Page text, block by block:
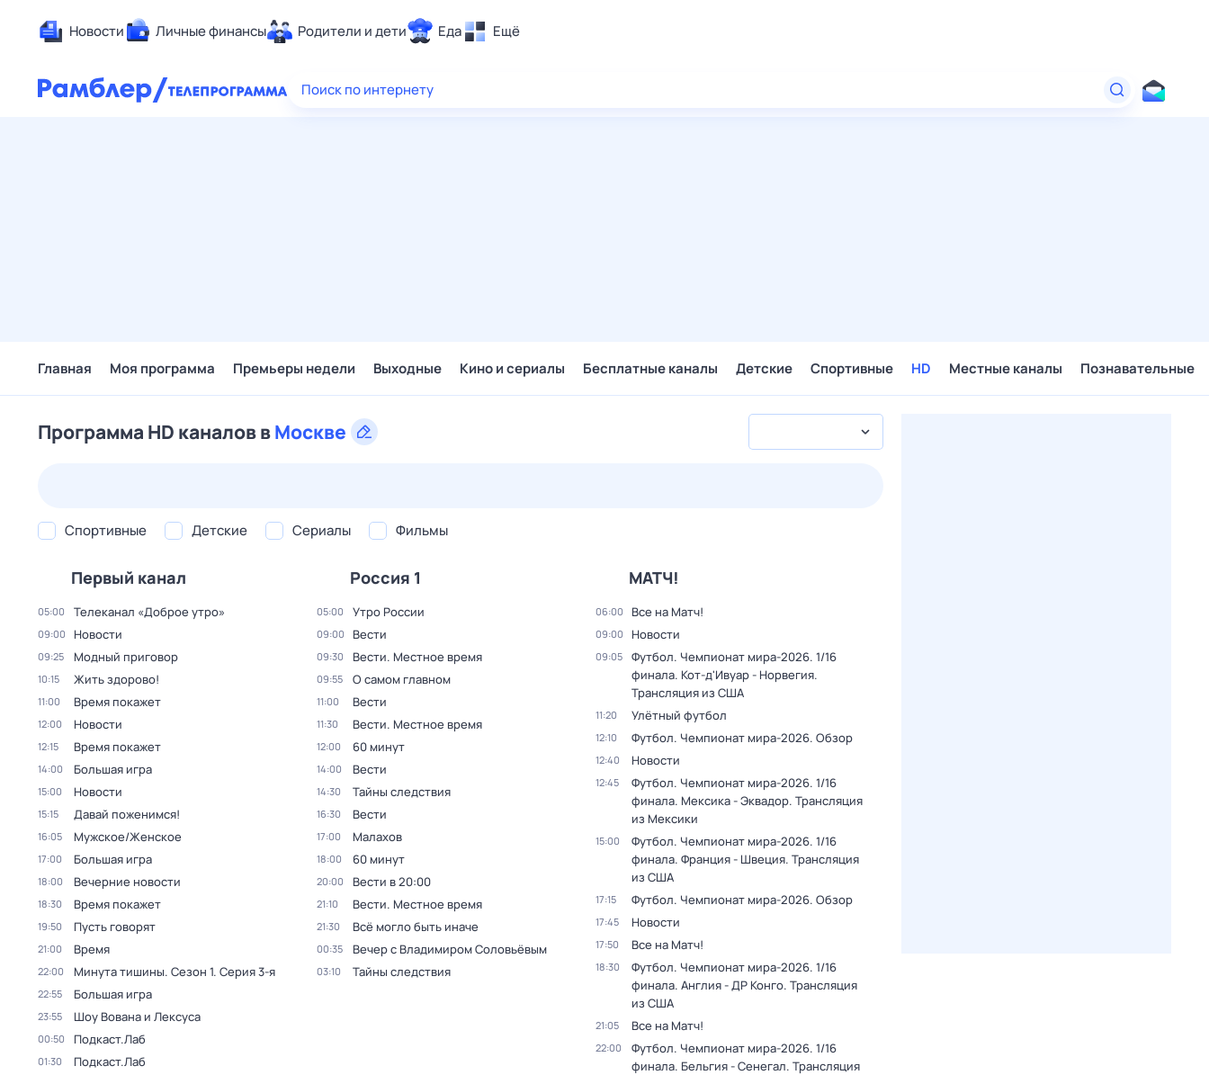
Новости Личные финансы Родители и дети Еда Ещё
Здоровье
Поиск по интернету
Главная Моя программа Премьеры недели Выходные Кино и сериалы Бесплатные каналы Детские Спортивные HD Местные каналы Познавательные
Программа HD каналов вМоскве
Спортивные Детские Сериалы Фильмы
Первый канал
05:00 Телеканал «Доброе утро»
09:00 Новости
09:25 Модный приговор
10:15 Жить здорово!
11:00 Время покажет
12:00 Новости
12:15 Время покажет
14:00 Большая игра
15:00 Новости
15:15 Давай поженимся!
16:05 Мужское/Женское
17:00 Большая игра
18:00 Вечерние новости
18:30 Время покажет
19:50 Пусть говорят
21:00 Время
22:00 Минута тишины. Сезон 1. Серия 3-я
22:55 Большая игра
23:55 Шоу Вована и Лексуса
00:50 Подкаст.Лаб
01:30 Подкаст.Лаб
Россия 1
05:00 Утро России
09:00 Вести
09:30 Вести. Местное время
09:55 О самом главном
11:00 Вести
11:30 Вести. Местное время
12:00 60 минут
14:00 Вести
14:30 Тайны следствия
16:30 Вести
17:00 Малахов
18:00 60 минут
20:00 Вести в 20:00
21:10 Вести. Местное время
21:30 Всё могло быть иначе
00:35 Вечер с Владимиром Соловьёвым
03:10 Тайны следствия
МАТЧ!
06:00 Все на Матч!
09:00 Новости
09:05
Футбол. Чемпионат мира-2026. 1/16
финала. Кот-д'Ивуар - Норвегия.
Трансляция из США
11:20 Улётный футбол
12:10 Футбол. Чемпионат мира-2026. Обзор
12:40 Новости
12:45
Футбол. Чемпионат мира-2026. 1/16
финала. Мексика - Эквадор. Трансляция
из Мексики
15:00
Футбол. Чемпионат мира-2026. 1/16
финала. Франция - Швеция. Трансляция
из США
17:15 Футбол. Чемпионат мира-2026. Обзор
17:45 Новости
17:50 Все на Матч!
18:30
Футбол. Чемпионат мира-2026. 1/16
финала. Англия - ДР Конго. Трансляция
из США
21:05 Все на Матч!
22:00
Футбол. Чемпионат мира-2026. 1/16
финала. Бельгия - Сенегал. Трансляция